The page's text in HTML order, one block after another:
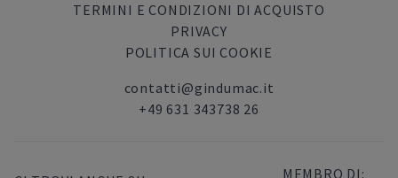
TERMINI E CONDIZIONI DI ACQUISTO
PRIVACY
POLITICA SUI COOKIE
contatti@gindumac.it
+49 631 343738 26
MEMBRO DI: